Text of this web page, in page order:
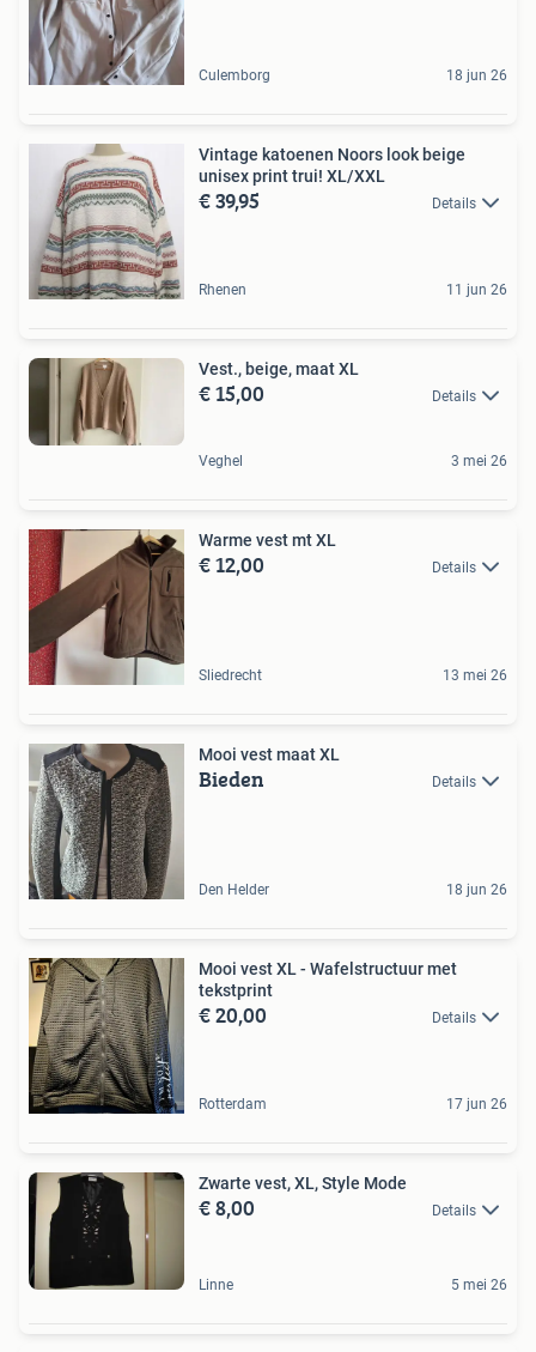
Culemborg 18 jun 26
Vintage katoenen Noors look beige
unisex print trui! XL/XXL
€ 39,95 Details
Rhenen 11 jun 26
Vest., beige, maat XL
€ 15,00 Details
Veghel 3 mei 26
Warme vest mt XL
€ 12,00 Details
Sliedrecht 13 mei 26
Mooi vest maat XL
Bieden Details
Den Helder 18 jun 26
Mooi vest XL - Wafelstructuur met
tekstprint
€ 20,00 Details
Rotterdam 17 jun 26
Zwarte vest, XL, Style Mode
€ 8,00 Details
Linne 5 mei 26